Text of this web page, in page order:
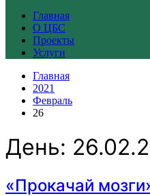
Главная
О ЦБС
Проекты
Услуги
Главная
2021
Февраль
26
День:
«Прокачай